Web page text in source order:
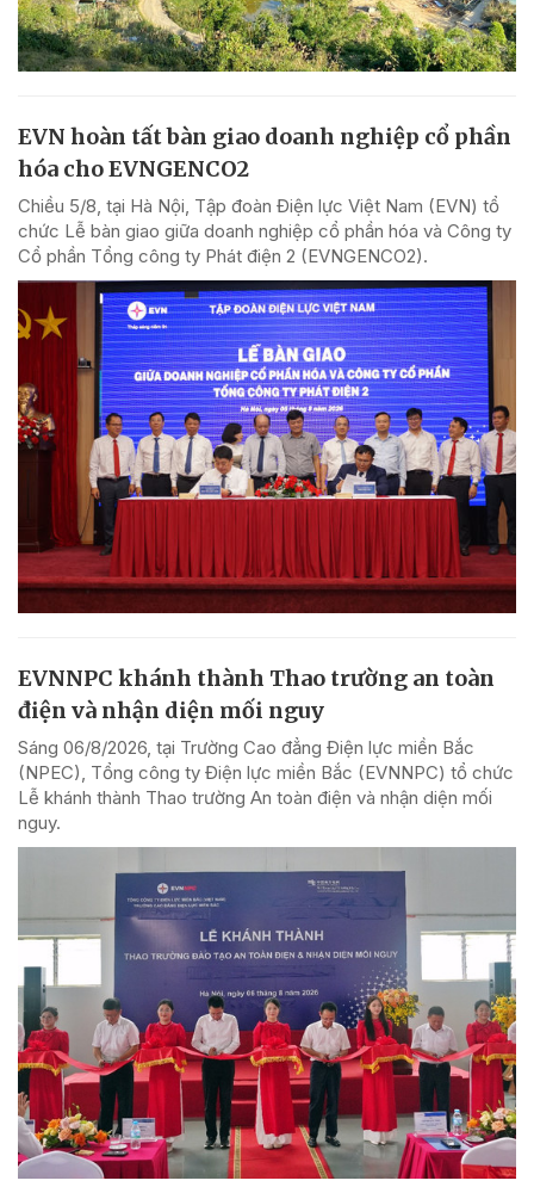
EVN hoàn tất bàn giao doanh nghiệp cổ phần
hóa cho EVNGENCO2
Chiều 5/8, tại Hà Nội, Tập đoàn Điện lực Việt Nam (EVN) tổ
chức Lễ bàn giao giữa doanh nghiệp cổ phần hóa và Công ty
Cổ phần Tổng công ty Phát điện 2 (EVNGENCO2).
EVNNPC khánh thành Thao trường an toàn
điện và nhận diện mối nguy
Sáng 06/8/2026, tại Trường Cao đẳng Điện lực miền Bắc
(NPEC), Tổng công ty Điện lực miền Bắc (EVNNPC) tổ chức
Lễ khánh thành Thao trường An toàn điện và nhận diện mối
nguy.